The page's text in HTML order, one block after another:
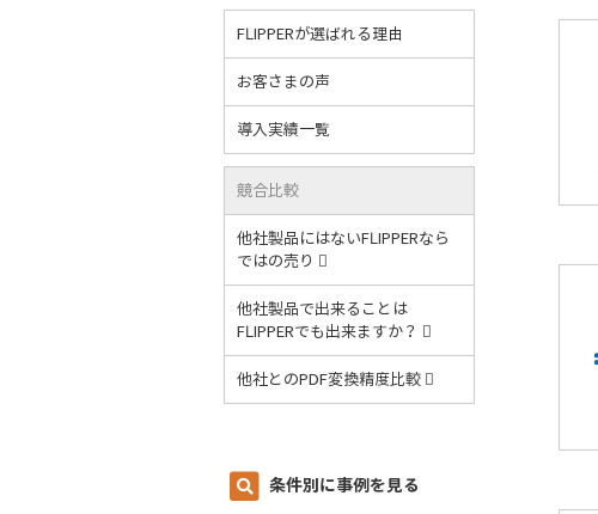
FLIPPERが選ばれる理由
お客さまの声
導入実績一覧
競合比較
他社製品にはないFLIPPERなら
ではの売り
他社製品で出来ることは
FLIPPERでも出来ますか？
他社とのPDF変換精度比較
条件別に事例を見る